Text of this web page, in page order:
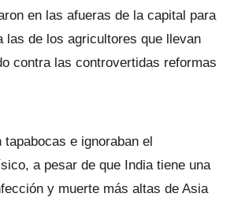
en las afueras de la capital para
las de los agricultores que llevan
contra las controvertidas reformas
e ignoraban el
a pesar de que India tiene una
y muerte más altas de Asia